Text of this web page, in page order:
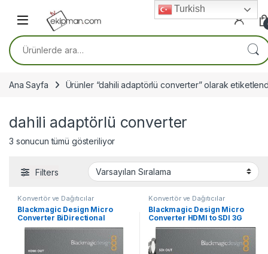
Ara:
Ana Sayfa Ürünler “dahili adaptörlü converter” olarak
dahili adaptörlü converter
3 sonucun tümü gösteriliyor
Filters
Konvertör ve Dağıtıcılar
Blackmagic Design Micro
Converter BiDirectional
SDI/HDMI 3G wPSU
Konvertör ve Dağıtıcılar
Blackmagic Design Micro
Converter HDMI to SDI 3G
wPSU
Turkish